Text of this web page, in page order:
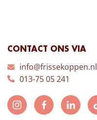
CONTACT ONS VIA
info@frissekoppen.nl
013-75 05 241